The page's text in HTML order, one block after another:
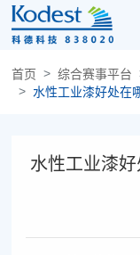
首页 综合赛事平台
水性工业漆好处在
水性工业漆